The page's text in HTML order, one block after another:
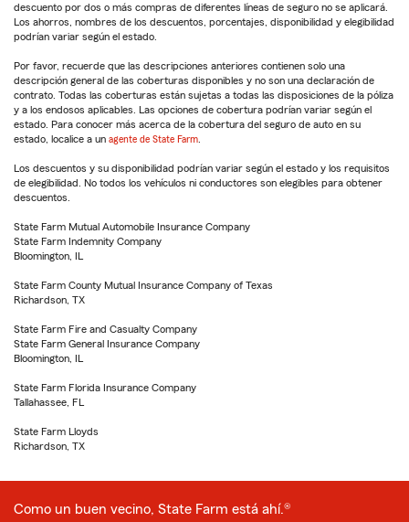
descuento por dos o más compras de diferentes líneas de seguro no se aplicará.
Los ahorros, nombres de los descuentos, porcentajes, disponibilidad y elegibilidad
podrían variar según el estado.
Por favor, recuerde que las descripciones anteriores contienen solo una
descripción general de las coberturas disponibles y no son una declaración de
contrato. Todas las coberturas están sujetas a todas las disposiciones de la póliza
y a los endosos aplicables. Las opciones de cobertura podrían variar según el
estado. Para conocer más acerca de la cobertura del seguro de auto en su
estado, localice a un agente de State Farm
Los descuentos y su disponibilidad podrían variar según el estado y los requisitos
de elegibilidad. No todos los vehículos ni conductores son elegibles para obtener
descuentos.
State Farm Mutual Automobile Insurance Company
State Farm Indemnity Company
Bloomington, IL
State Farm County Mutual Insurance Company of Texas
Richardson, TX
State Farm Fire and Casualty Company
State Farm General Insurance Company
Bloomington, IL
State Farm Florida Insurance Company
Tallahassee, FL
State Farm Lloyds
Richardson, TX
Como un buen vecino, State Farm está ahí.®